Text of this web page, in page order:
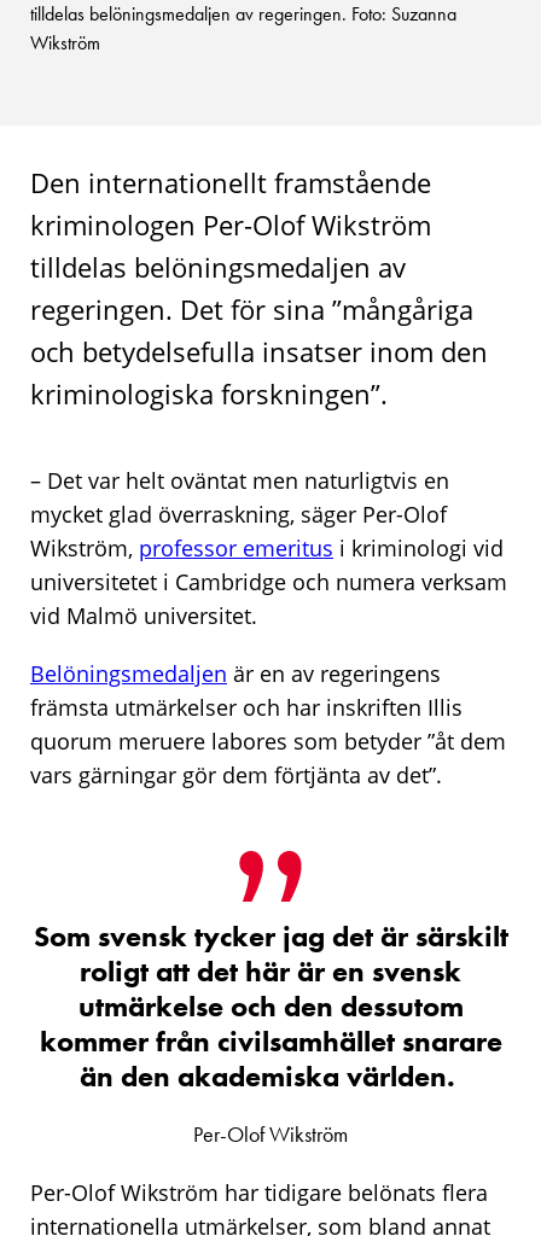
tilldelas belöningsmedaljen av regeringen. Foto: Suzanna
Wikström
Den internationellt framstående
kriminologen Per-Olof Wikström
tilldelas belöningsmedaljen av
regeringen. Det för sina ”mångåriga
och betydelsefulla insatser inom den
kriminologiska forskningen”.
– Det var helt oväntat men naturligtvis en
mycket glad överraskning, säger Per-Olof
Wikström, professor emeritus i kriminologi vid
universitetet i Cambridge och numera verksam
vid Malmö universitet.
Belöningsmedaljen är en av regeringens
främsta utmärkelser och har inskriften Illis
quorum meruere labores som betyder ”åt dem
vars gärningar gör dem förtjänta av det”.
Som svensk tycker jag det är särskilt
roligt att det här är en svensk
utmärkelse och den dessutom
kommer från civilsamhället snarare
än den akademiska världen.
Per-Olof Wikström
Per-Olof Wikström har tidigare belönats flera
internationella utmärkelser, som bland annat